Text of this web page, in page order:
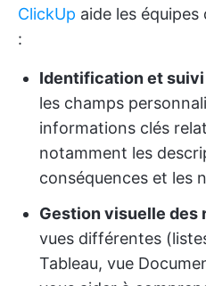
ClickUp aide les
:
Identification et suivi
les champs
informations clés
notamment les
conséquences et les
Gestion visuelle des
vues différentes
Tableau, vue